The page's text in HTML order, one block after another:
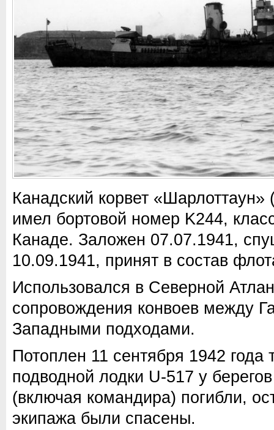
Канадский корвет
имел бортовой номер K244,
Канаде. Заложен 07.07.1941,
10.09.1941, принят в состав
Использовался в Северной
сопровождения конвоев между
Западными подходами.
Потоплен 11 сентября 1942 года
подводной лодки U-517 у
(включая командира) погибли,
экипажа были спасены.